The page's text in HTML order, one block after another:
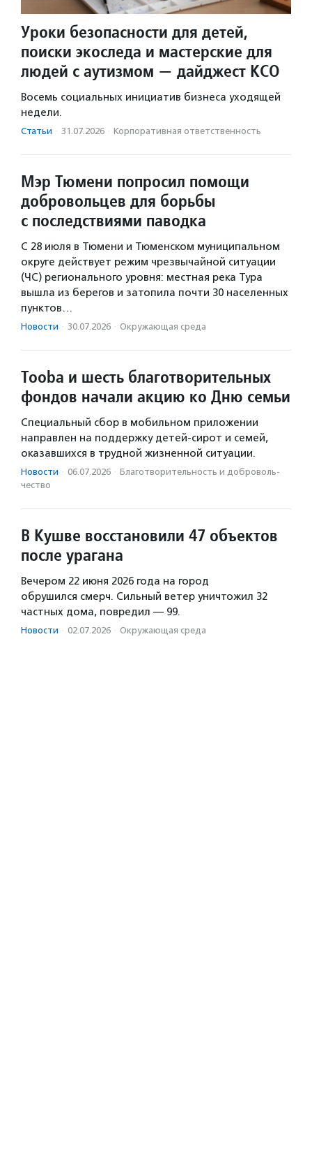
Уроки безопасности для детей,
поиски экоследа и мастерские для
людей с аутизмом — дайджест КСО
Восемь социальных инициатив бизнеса уходящей
недели.
Статьи · 31.07.2026 · Корпоративная ответственность
Мэр Тюмени попросил помощи
добровольцев для борьбы
с последствиями паводка
С 28 июля в Тюмени и Тюменском муниципальном
округе действует режим чрезвычайной ситуации
(ЧС) регионального уровня: местная река Тура
вышла из берегов и затопила почти 30 населенных
пунктов…
Новости · 30.07.2026 · Окружающая среда
Tooba и шесть благотворительных
фондов начали акцию ко Дню семьи
Специальный сбор в мобильном приложении
направлен на поддержку детей-сирот и семей,
оказавшихся в трудной жизненной ситуации.
Новости · 06.07.2026 · Благотвори­тель­ность и доброволь­
чест­во
В Кушве восстановили 47 объектов
после урагана
Вечером 22 июня 2026 года на город
обрушился смерч. Сильный ветер уничтожил 32
частных дома, повредил — 99.
Новости · 02.07.2026 · Окружающая среда